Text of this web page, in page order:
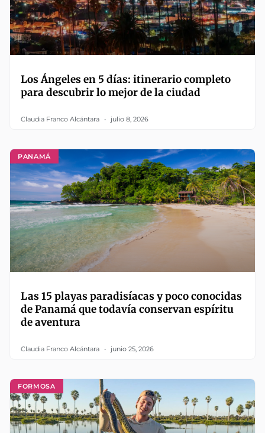
Los Ángeles en 5 días: itinerario completo
para descubrir lo mejor de la ciudad
Claudia Franco Alcántara julio 8, 2026
PANAMÁ
Las 15 playas paradisíacas y poco conocidas
de Panamá que todavía conservan espíritu
de aventura
Claudia Franco Alcántara junio 25, 2026
FORMOSA